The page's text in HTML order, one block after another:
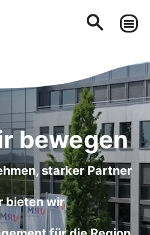
bewegen
starker Partner
bieten wir